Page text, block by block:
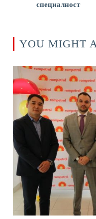
специалност
YOU MIGHT